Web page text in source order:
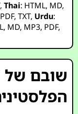
,Thai: HTML, MD,
PDF,TXT, Urdu:
, MD, MP3, PDF,
שובם של